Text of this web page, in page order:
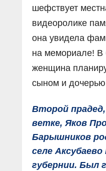
шефствует
видеоролике
она увидела
на мемориале!
женщина
сыном и
Второй
ветке, Яков
Барышников
селе Аксубаево
губернии. Был